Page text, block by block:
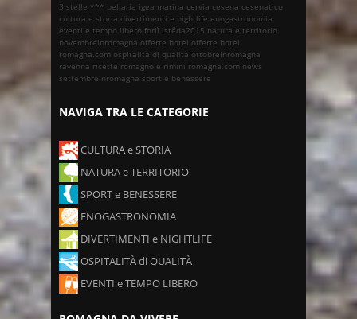
3 stelle *** bellaria igea marina cervia cesena cesenatico
cultura e storia divertimenti e nightlife enogastronomia
eventi e tempo libero forlì istêda2015 natura e territorio
novembreinromagna offerte hotel offerte hotel
romagna.com ospitalità di qualità ottobreinromagna
ravenna ricette romagnole rimini romagna.com news
settembreinromagna sport e benessere
NAVIGA TRA LE CATEGORIE
CULTURA e STORIA
NATURA e TERRITORIO
SPORT e BENESSERE
ENOGASTRONOMIA
DIVERTIMENTI e NIGHTLIFE
OSPITALITÀ di QUALITÀ
EVENTI e TEMPO LIBERO